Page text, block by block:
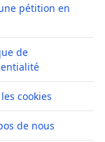
pétition en
de
cookies
de nous